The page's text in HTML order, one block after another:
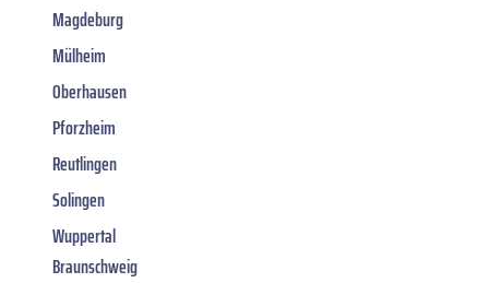
Magdeburg
Mülheim
Oberhausen
Pforzheim
Reutlingen
Solingen
Wuppertal
Braunschweig